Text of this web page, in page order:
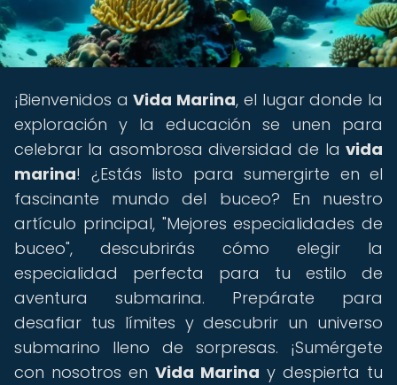
¡Bienvenidos aVida Marina, el lugar donde la
exploración y la educación se unen para
celebrar la asombrosa diversidad de la vida
marina! ¿Estás listo para sumergirte en el
fascinante mundo del buceo? En nuestro
artículo principal, "Mejores especialidades de
buceo", descubrirás cómo elegir la
especialidad perfecta para tu estilo de
aventura submarina. Prepárate para
desafiar tus límites y descubrir un universo
submarino lleno de sorpresas. ¡Sumérgete
con nosotros en Vida Marina y despierta tu